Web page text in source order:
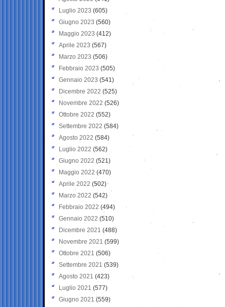
Luglio 2023 (605)
Giugno 2023 (560)
Maggio 2023 (412)
Aprile 2023 (567)
Marzo 2023 (506)
Febbraio 2023 (505)
Gennaio 2023 (541)
Dicembre 2022 (525)
Novembre 2022 (526)
Ottobre 2022 (552)
Settembre 2022 (584)
Agosto 2022 (584)
Luglio 2022 (562)
Giugno 2022 (521)
Maggio 2022 (470)
Aprile 2022 (502)
Marzo 2022 (542)
Febbraio 2022 (494)
Gennaio 2022 (510)
Dicembre 2021 (488)
Novembre 2021 (599)
Ottobre 2021 (506)
Settembre 2021 (539)
Agosto 2021 (423)
Luglio 2021 (577)
Giugno 2021(559)